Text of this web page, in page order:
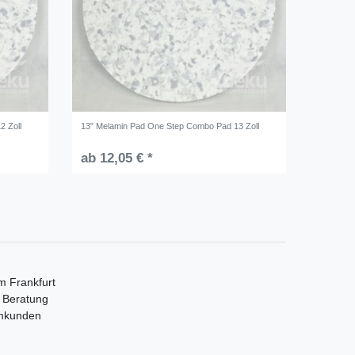
Zoll 13" Melamin Pad One Step Combo Pad 13 Zoll
ab 12,05 € *
Frankfurt